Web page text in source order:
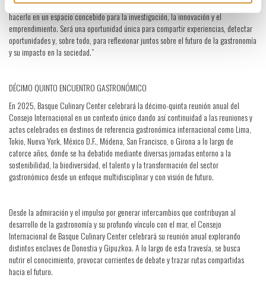
en nuestra ciudad a este grupo de chefs y profesionales de referencia mundial, y
hacerlo en un espacio concebido para la investigación, la innovación y el
emprendimiento. Será una oportunidad única para compartir experiencias, detectar
oportunidades y, sobre todo, para reflexionar juntos sobre el futuro de la gastronomía
y su impacto en la sociedad.”
DÉCIMO QUINTO ENCUENTRO GASTRONÓMICO
En 2025, Basque Culinary Center celebrará la décimo-quinta reunión anual del
Consejo Internacional en un contexto único dando así continuidad a las reuniones y
actos celebrados en destinos de referencia gastronómica internacional como Lima,
Tokio, Nueva York, México D.F., Módena, San Francisco, o Girona a lo largo de
catorce años, donde se ha debatido mediante diversas jornadas entorno a la
sostenibilidad, la biodiversidad, el talento y la transformación del sector
gastronómico desde un enfoque multidisciplinar y con visión de futuro.
Desde la admiración y el impulso por generar intercambios que contribuyan al
desarrollo de la gastronomía y su profundo vínculo con el mar, el Consejo
Internacional de Basque Culinary Center celebrará su reunión anual explorando
distintos enclaves de Donostia y Gipuzkoa. A lo largo de esta travesía, se busca
nutrir el conocimiento, provocar corrientes de debate y trazar rutas compartidas
hacia el futuro.